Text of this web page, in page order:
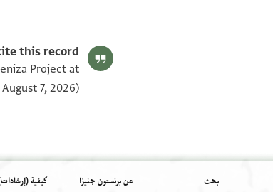
this record:
Project at
7, 2026).
بحث عن برنستون جنيزا كيفية